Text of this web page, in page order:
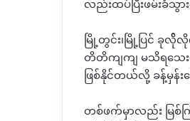
လည်းထပ်ပြီးဖမ်းခံသွ
မြို့တွင်း၊မြို့ပြင်
တိတိကျကျ မသိရသေ
ဖြစ်နိုင်တယ်လို့ ခန့်မှန်း
တစ်ဖက်မှာလည်း မြစ်က